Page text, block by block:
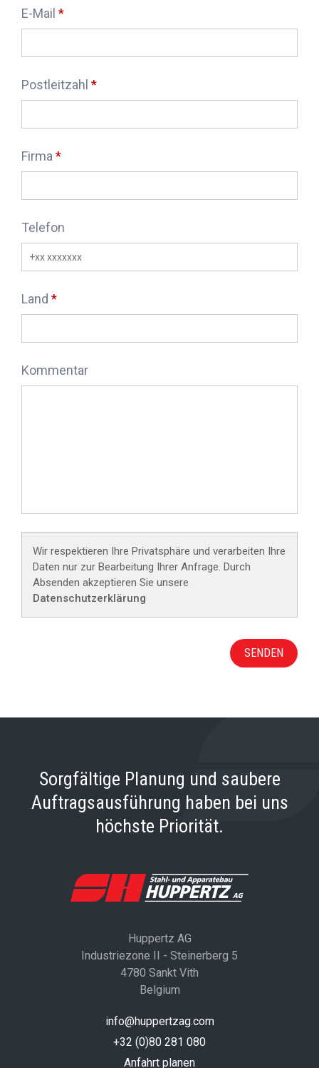
E-Mail
Postleitzahl
Firma
Telefon
Land
Kommentar
Wir respektieren Ihre Privatsphäre und verarbeiten Ihre
Daten nur zur Bearbeitung Ihrer Anfrage. Durch
Absenden akzeptieren Sie unsere
Datenschutzerklärung
Sorgfältige Planung und saubere
Auftragsausführung haben bei uns
höchste Priorität.
Huppertz AG
Industriezone II - Steinerberg 5
4780 Sankt Vith
Belgium
info@huppertzag.com
+32 (0)80 281 080
Anfahrt planen